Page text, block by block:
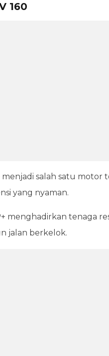
160
menjadi salah satu motor
yang nyaman.
menghadirkan tenaga
jalan berkelok.